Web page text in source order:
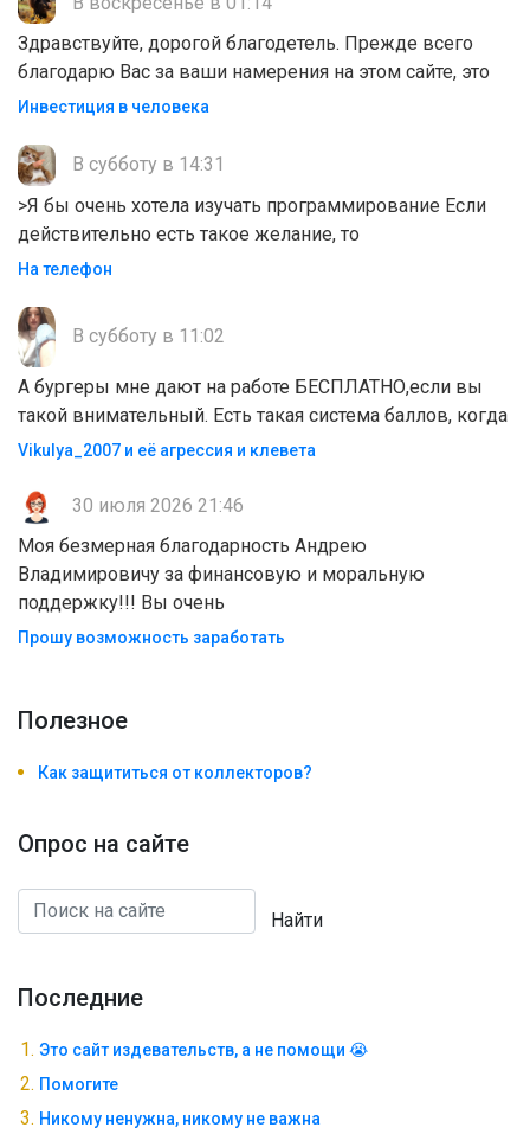
Здравствуйте, дорогой благодетель. Прежде всего
благодарю Вас за ваши намерения на этом сайте, это
Инвестиция в человека
В субботу в 14:31
>Я бы очень хотела изучать программирование Если
действительно есть такое желание, то
На телефон
В субботу в 11:02
А бургеры мне дают на работе БЕСПЛАТНО,если вы
такой внимательный. Есть такая система баллов, когда
Vikulya_2007 и её агрессия и клевета
30 июля 2026 21:46
Моя безмерная благодарность Андрею
Владимировичу за финансовую и моральную
поддержку!!! Вы очень
Прошу возможность заработать
Полезноe
Как защититься от коллекторов?
Опрос на сайте
Найти
Последние
Это сайт издевательств, а не помощи 😭
Помогите
Никому ненужна, никому не важна